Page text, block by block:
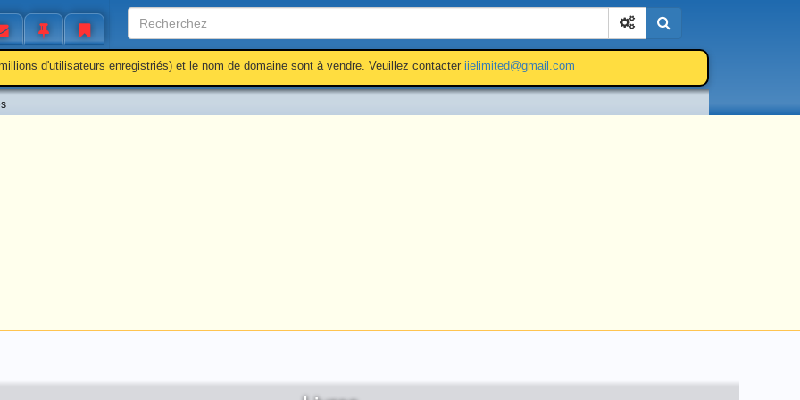
Cherchez
d'utilisateurs enregistriés) et le nom de domaine sont à vendre. Veuillez contacter iielimited@gmail.com